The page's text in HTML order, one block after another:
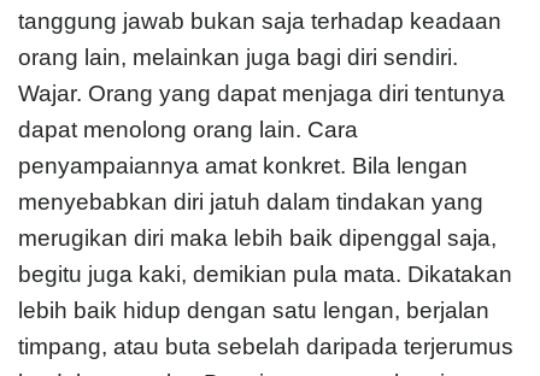
tanggung jawab bukan saja terhadap keadaan
orang lain, melainkan juga bagi diri sendiri.
Wajar. Orang yang dapat menjaga diri tentunya
dapat menolong orang lain. Cara
penyampaiannya amat konkret. Bila lengan
menyebabkan diri jatuh dalam tindakan yang
merugikan diri maka lebih baik dipenggal saja,
begitu juga kaki, demikian pula mata. Dikatakan
lebih baik hidup dengan satu lengan, berjalan
timpang, atau buta sebelah daripada terjerumus